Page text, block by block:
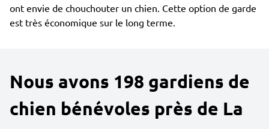
ont envie de chouchouter un chien. Cette option de garde
est très économique sur le long terme.
Nous avons 198 gardiens de
chien bénévoles près de La